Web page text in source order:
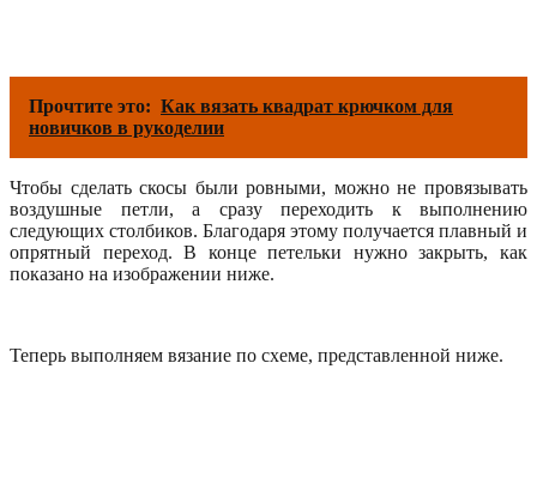
Прочтите это: Как вязать квадрат крючком для
новичков в рукоделии
Чтобы сделать скосы были ровными, можно не провязывать
воздушные петли, а сразу переходить к выполнению
следующих столбиков. Благодаря этому получается плавный и
опрятный переход. В конце петельки нужно закрыть, как
показано на изображении ниже.
Теперь выполняем вязание по схеме, представленной ниже.